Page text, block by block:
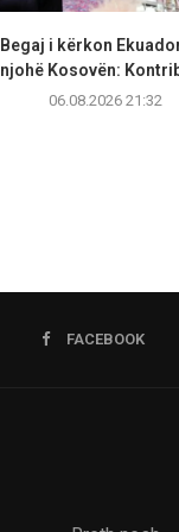
Begaj i kërkon
njohë Kosovën:
06.08.2026 21:32
FACEBOOK